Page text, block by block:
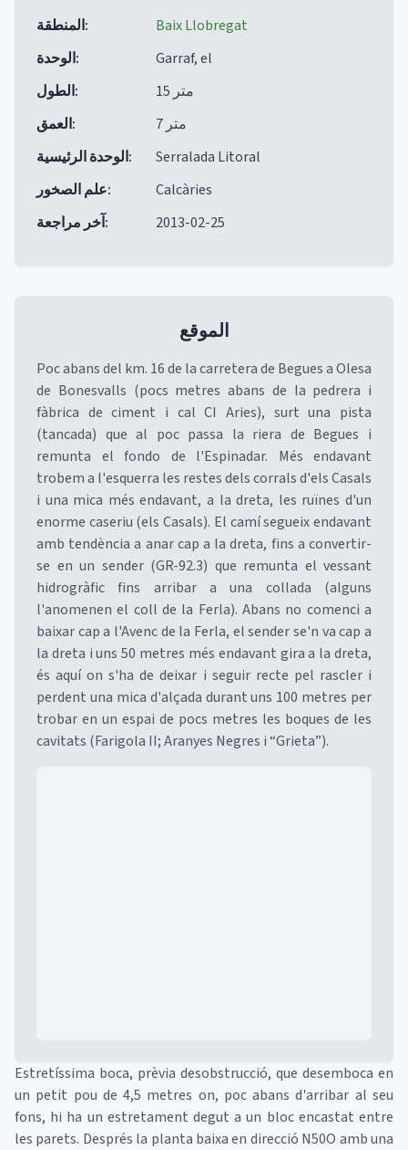
المنطقة:
Baix Llobregat
الوحدة:
Garraf, el
الطول:
15 متر
العمق:
7 متر
الوحدة الرئيسية:
Serralada Litoral
علم الصخور:
Calcàries
آخر مراجعة: 2013-02-25
الموقع
Poc abans del km. 16 de la carretera de Begues a Olesa
de Bonesvalls (pocs metres abans de la pedrera i
fàbrica de ciment i cal CI Aries), surt una pista
(tancada) que al poc passa la riera de Begues i
remunta el fondo de l'Espinadar. Més endavant
trobem a l'esquerra les restes dels corrals d'els Casals
i una mica més endavant, a la dreta, les ruïnes d'un
enorme caseriu (els Casals). El camí segueix endavant
amb tendència a anar cap a la dreta, fins a convertir-
se en un sender (GR-92.3) que remunta el vessant
hidrogràfic fins arribar a una collada (alguns
l'anomenen el coll de la Ferla). Abans no comenci a
baixar cap a l'Avenc de la Ferla, el sender se'n va cap a
la dreta i uns 50 metres més endavant gira a la dreta,
és aquí on s'ha de deixar i seguir recte pel rascler i
perdent una mica d'alçada durant uns 100 metres per
trobar en un espai de pocs metres les boques de les
cavitats (Farigola II; Aranyes Negres i “Grieta”).
Estretíssima boca, prèvia desobstrucció, que desemboca en
un petit pou de 4,5 metres on, poc abans d'arribar al seu
fons, hi ha un estretament degut a un bloc encastat entre
les parets. Després la planta baixa en direcció N50O amb una